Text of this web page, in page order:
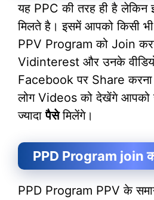
यह PPC की तरह ही है
मिलते है। इसमें आपको किसी
PPV Program को Join
Vidinterest और उनके
Facebook पर Share करना
लोग Videos को देखेंगे आपको
ज्यादापैसेमिलेंगे।
PPD Program join
PPD Program PPV के